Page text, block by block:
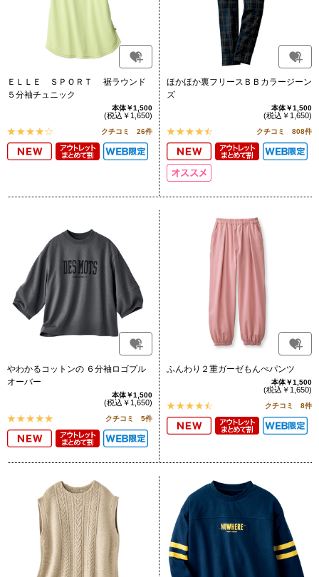
ＥＬＬＥ ＳＰＯＲＴ 裾ラウンド
５分袖チュニック
本体￥1,500
(税込￥1,650)
クチコミ 26件
ほかほか裏フリースＢＢカラージーン
ズ
本体￥1,500
(税込￥1,650)
クチコミ 808件
やわかるコットンの ６分袖ロゴプル
オーバー
本体￥1,500
(税込￥1,650)
クチコミ 5件
ふんわり２重ガーゼもんぺパンツ
本体￥1,500
(税込￥1,650)
クチコミ 8件